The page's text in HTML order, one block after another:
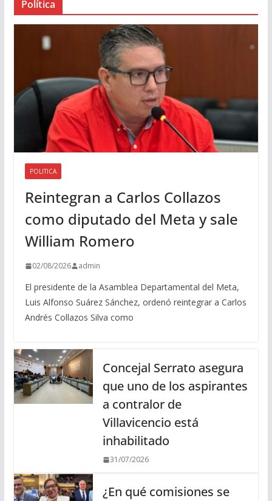
Política
POLITICA
Reintegran a Carlos Collazos
como diputado del Meta y sale
William Romero
02/08/2026 admin
El presidente de la Asamblea Departamental del Meta,
Luis Alfonso Suárez Sánchez, ordenó reintegrar a Carlos
Andrés Collazos Silva como
Concejal Serrato asegura
que uno de los aspirantes
a contralor de
Villavicencio está
inhabilitado
31/07/2026
¿En qué comisiones se